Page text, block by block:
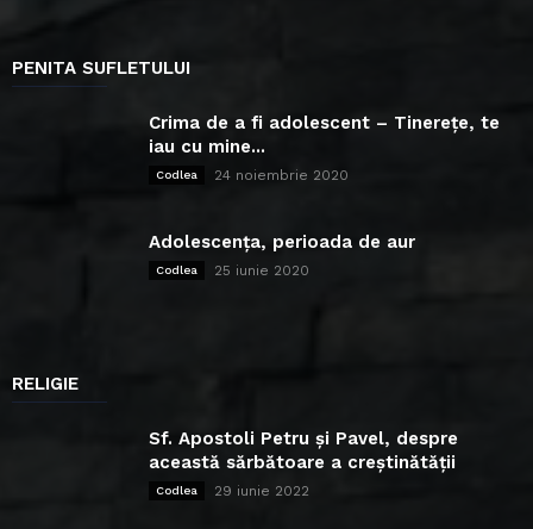
PENITA SUFLETULUI
Crima de a fi adolescent – Tinerețe, te
iau cu mine...
Codlea 24 noiembrie 2020
Adolescența, perioada de aur
Codlea 25 iunie 2020
RELIGIE
Sf. Apostoli Petru și Pavel, despre
această sărbătoare a creștinătății
Codlea 29 iunie 2022